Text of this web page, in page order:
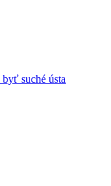
suché ústa